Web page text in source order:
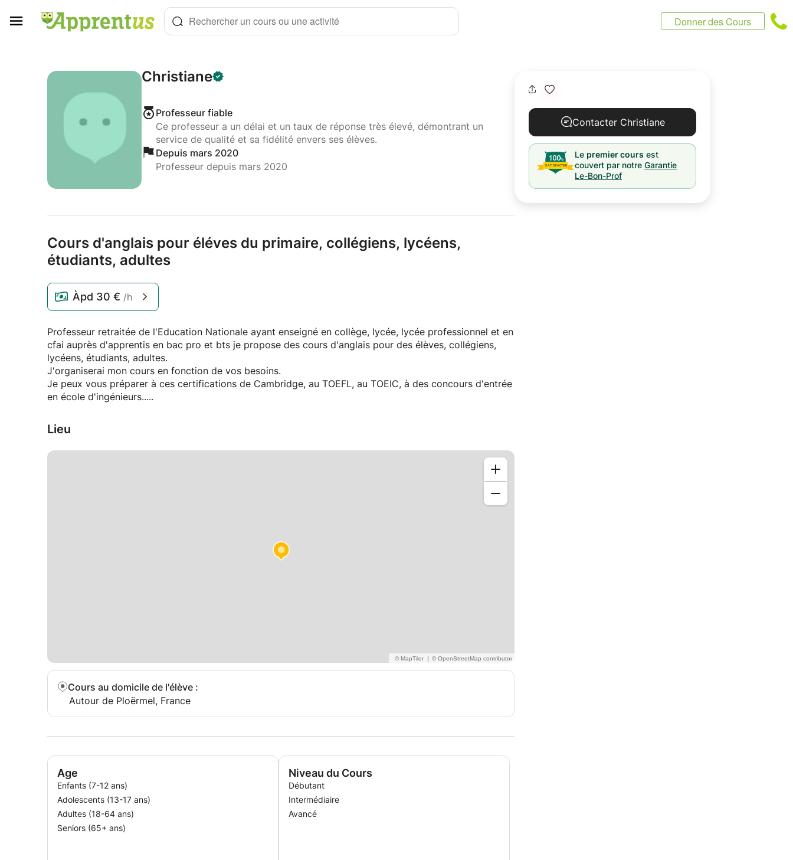
Rechercher un cours ou une activité Donner des Cours
Christiane
Professeur fiable
Ce professeur a un délai et un taux de réponse très élevé, démontrant un
service de qualité et sa fidélité envers ses élèves.
Depuis mars 2020
Professeur depuis mars 2020
Cours d'anglais pour éléves du primaire, collégiens, lycéens,
étudiants, adultes
Àpd 30 € /h
Professeur retraitée de l'Education Nationale ayant enseigné en collège, lycée, lycée professionnel et en
cfai auprès d'apprentis en bac pro et bts je propose des cours d'anglais pour des élèves, collégiens,
lycéens, étudiants, adultes.
J'organiserai mon cours en fonction de vos besoins.
Je peux vous préparer à ces certifications de Cambridge, au TOEFL, au TOEIC, à des concours d'entrée
en école d'ingénieurs.....
Lieu
|
Cours au domicile de l'élève :
Autour de Ploërmel, France
Age
Enfants (7-12 ans)
Adolescents (13-17 ans)
Adultes (18-64 ans)
Seniors (65+ ans)
Niveau du Cours
Débutant
Intermédiaire
Avancé
Contacter Christiane
Le premier cours est
couvert par notre Garantie
Le-Bon-Prof